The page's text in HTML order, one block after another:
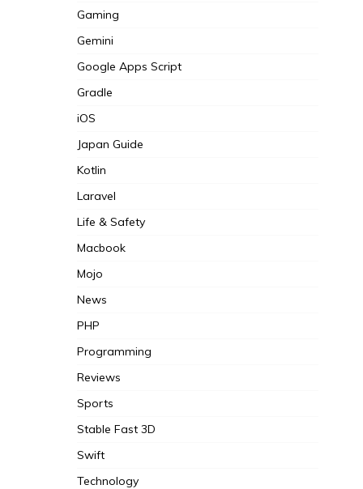
Gaming
Gemini
Google Apps Script
Gradle
iOS
Japan Guide
Kotlin
Laravel
Life & Safety
Macbook
Mojo
News
PHP
Programming
Reviews
Sports
Stable Fast 3D
Swift
Technology